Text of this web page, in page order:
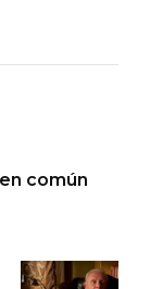
común